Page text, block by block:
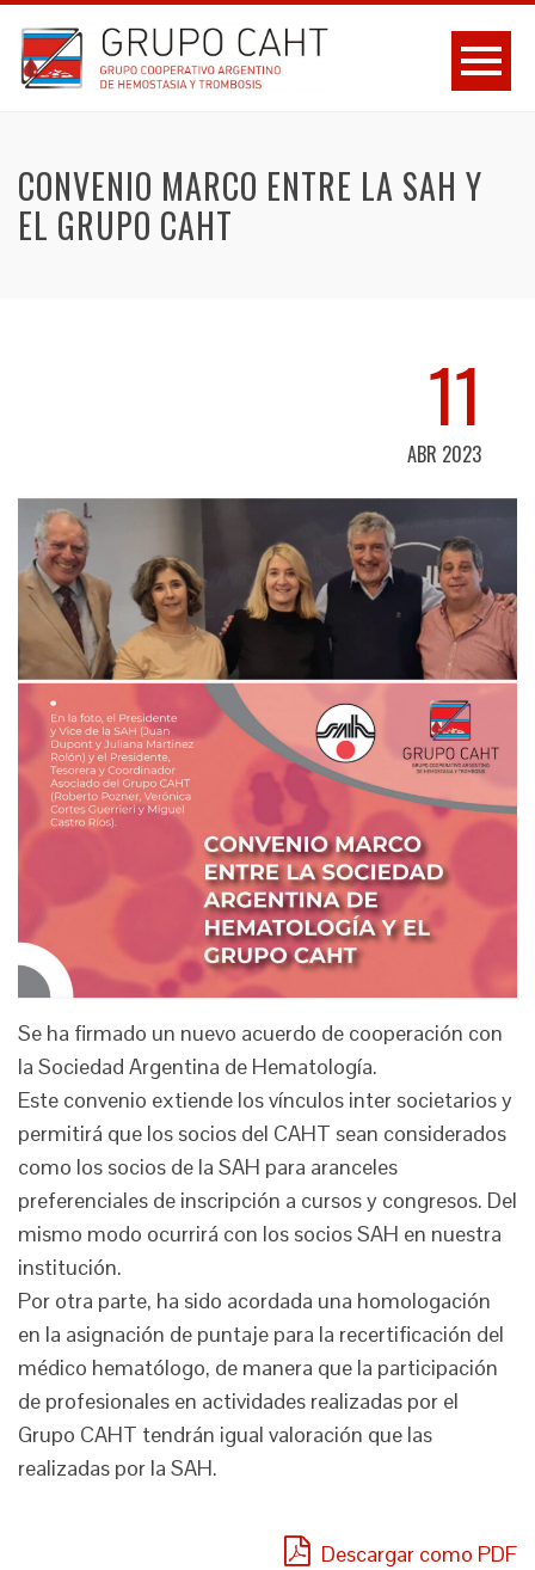
CONVENIO MARCO ENTRE LA SAH Y
EL GRUPO CAHT
11
ABR 2023
Se ha firmado un nuevo acuerdo de cooperación con
la Sociedad Argentina de Hematología.
Este convenio extiende los vínculos inter societarios y
permitirá que los socios del CAHT sean considerados
como los socios de la SAH para aranceles
preferenciales de inscripción a cursos y congresos. Del
mismo modo ocurrirá con los socios SAH en nuestra
institución.
Por otra parte, ha sido acordada una homologación
en la asignación de puntaje para la recertificación del
médico hematólogo, de manera que la participación
de profesionales en actividades realizadas por el
Grupo CAHT tendrán igual valoración que las
realizadas por la SAH.
Descargar como PDF